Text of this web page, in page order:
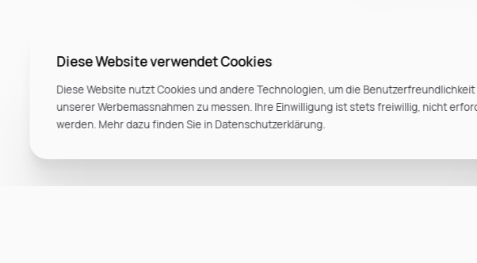
Diese Website verwendet Cookies
Diese Website nutzt Cookies und andere Technologien, um die
unserer Werbemassnahmen zu messen. Ihre Einwilligung ist stets freiwillig, nicht
werden. Mehr dazu finden Sie in Datenschutzerklärung.